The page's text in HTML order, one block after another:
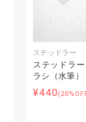
ステッドラー
ステッドラ
ラシ（水筆）
¥440